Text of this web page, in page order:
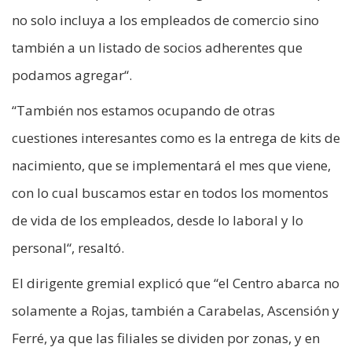
no solo incluya a los empleados de comercio sino
también a un listado de socios adherentes que
podamos agregar“.
“También nos estamos ocupando de otras
cuestiones interesantes como es la entrega de kits de
nacimiento, que se implementará el mes que viene,
con lo cual buscamos estar en todos los momentos
de vida de los empleados, desde lo laboral y lo
personal“, resaltó.
El dirigente gremial explicó que “el Centro abarca no
solamente a Rojas, también a Carabelas, Ascensión y
Ferré, ya que las filiales se dividen por zonas, y en